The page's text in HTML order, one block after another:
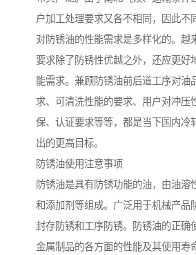
户加工处理要求又各不相同，因此不
对防锈油的性能需求是多样化的。越
要求除了防锈性优越之外，还应更好
能需求。兼顾防锈油前后道工序对油
求、可清洗性能的要求、用户对冲压
保、认证要求等等，都是当下国内冷
出的更高目标。
防锈油使用注意事项
防锈油是具有防锈功能的油，由油溶
和添加剂等组成。广泛用于机械产品
封存防锈和工序防锈。防锈油的正确
金属制品的各方面的性能及其使用寿